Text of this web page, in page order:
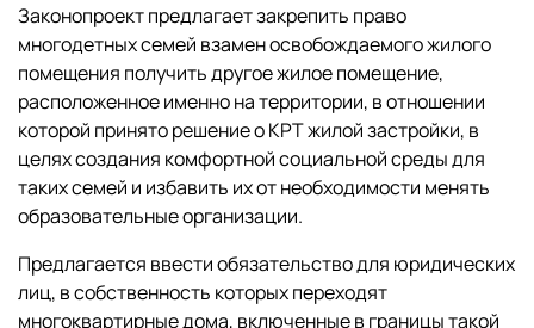
Законопроект предлагает закрепить право
многодетных семей взамен освобождаемого жилого
помещения получить другое жилое помещение,
расположенное именно на территории, в отношении
которой принято решение о КРТ жилой застройки, в
целях создания комфортной социальной среды для
таких семей и избавить их от необходимости менять
образовательные организации.
Предлагается ввести обязательство для юридических
лиц, в собственность которых переходят
многоквартирные дома, включенные в границы такой